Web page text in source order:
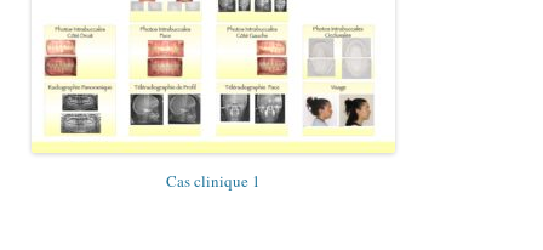
Cas clinique 1